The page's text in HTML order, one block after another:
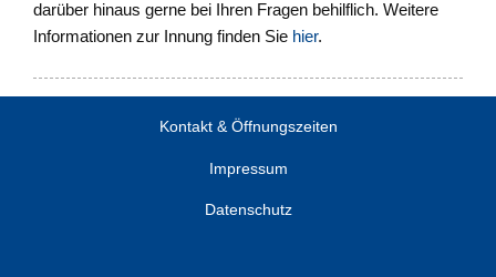
darüber hinaus gerne bei Ihren Fragen behilflich. Weitere
Informationen zur Innung finden Sie hier.
Kontakt & Öffnungszeiten
Impressum
Datenschutz